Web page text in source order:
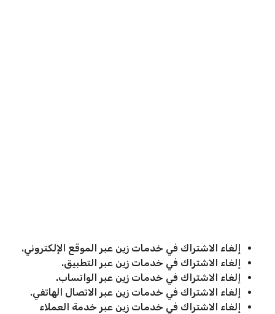
إلغاء الاشتراك في خدمات زين عبر الموقع الإلكتروني.
إلغاء الاشتراك في خدمات زين عبر التطبيق.
إلغاء الاشتراك في خدمات زين عبر الواتساب.
إلغاء الاشتراك في خدمات زين عبر الاتصال الهاتفي.
إلغاء الاشتراك في خدمات زين عبر خدمة العملاء